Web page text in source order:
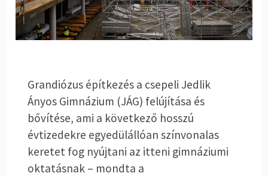
Grandiózus építkezés a csepeli Jedlik
Ányos Gimnázium (JÁG) felújítása és
bővítése, ami a következő hosszú
évtizedekre egyedülállóan színvonalas
keretet fog nyújtani az itteni gimnáziumi
oktatásnak – mondta a